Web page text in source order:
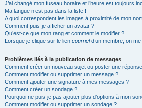
J’ai changé mon fuseau horaire et l’heure est toujours
Ma langue n’est pas dans la liste !
A quoi correspondent les images à proximité de mon
Comment puis-je afficher un avatar ?
Qu’est-ce que mon rang et comment le modifier ?
Lorsque je clique sur le lien courrield’un membre, on
Problèmes liés à la publication de messages
Comment créer un nouveau sujet ou poster une
Comment modifier ou supprimer un message ?
Comment ajouter une signature à mes messages ?
Comment créer un sondage ?
Pourquoi ne puis-je pas ajouter plus d’options à mon
Comment modifier ou supprimer un sondage ?